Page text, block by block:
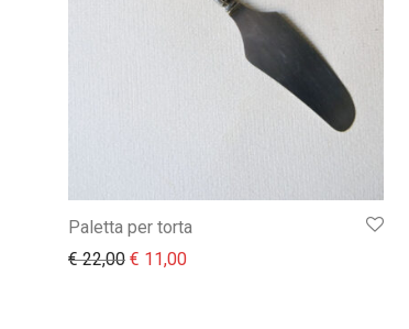
Paletta per torta
€22,00 Il prezzo originale era: € 22,00.
€ 11,00Il prezzo attuale è: € 11,00.